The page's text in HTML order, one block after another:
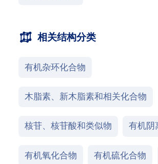
相关结构分类
有机杂环化合物
木脂素、新木脂素和相关化合物
核苷、核苷酸和类似物 有机阴
有机氧化合物 有机硫化合物